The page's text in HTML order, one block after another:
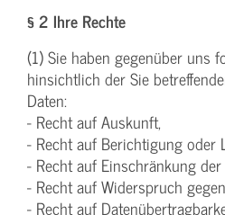
§ 2 Ihre Rechte
(1) Sie haben gegenüber uns
hinsichtlich der Sie
Daten:
- Recht auf Auskunft,
- Recht auf Berichtigung oder
- Recht auf Einschränkung
- Recht auf Widerspruch
- Recht auf